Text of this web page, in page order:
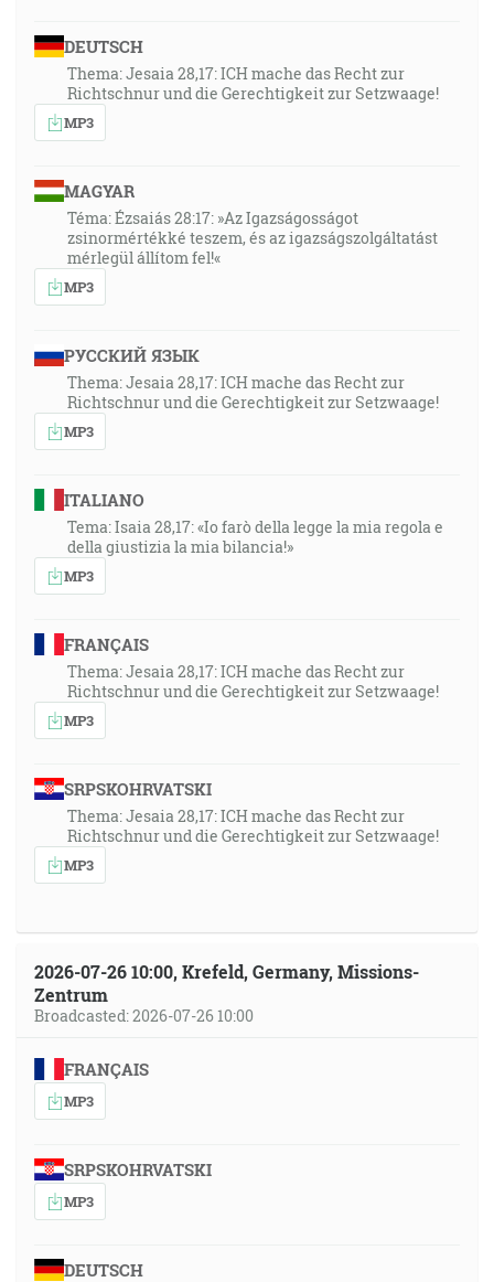
DEUTSCH
Thema: Jesaia 28,17: ICH mache das Recht zur
Richtschnur und die Gerechtigkeit zur Setzwaage!
MP3
MAGYAR
Téma: Ézsaiás 28:17: »Az Igazságosságot
zsinormértékké teszem, és az igazságszolgáltatást
mérlegül állítom fel!«
MP3
РУССКИЙ ЯЗЫК
Thema: Jesaia 28,17: ICH mache das Recht zur
Richtschnur und die Gerechtigkeit zur Setzwaage!
MP3
ITALIANO
Tema: Isaia 28,17: «Io farò della legge la mia regola e
della giustizia la mia bilancia!»
MP3
FRANÇAIS
Thema: Jesaia 28,17: ICH mache das Recht zur
Richtschnur und die Gerechtigkeit zur Setzwaage!
MP3
SRPSKOHRVATSKI
Thema: Jesaia 28,17: ICH mache das Recht zur
Richtschnur und die Gerechtigkeit zur Setzwaage!
MP3
2026-07-26 10:00, Krefeld, Germany, Missions-
Zentrum
Broadcasted: 2026-07-26 10:00
FRANÇAIS
MP3
SRPSKOHRVATSKI
MP3
DEUTSCH